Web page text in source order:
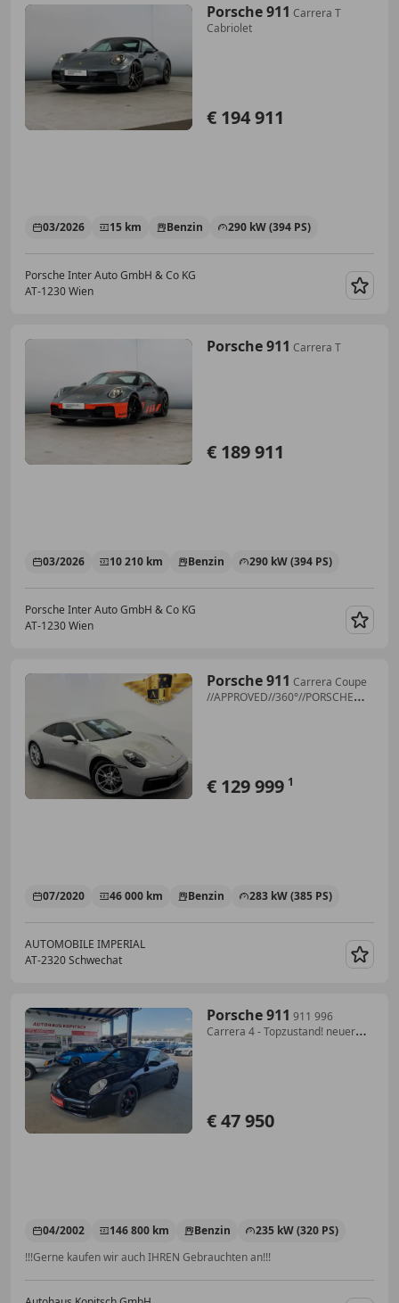
Porsche 911 Carrera T
Cabriolet
€ 194 911
03/2026 15 km Benzin 290 kW (394 PS)
Porsche Inter Auto GmbH & Co KG
AT-1230 Wien
Porsche 911 Carrera T
€ 189 911
03/2026 10 210 km Benzin 290 kW (394 PS)
Porsche Inter Auto GmbH & Co KG
AT-1230 Wien
Porsche 911 Carrera Coupe
//APPROVED//360°//PORSCHE
€ 129 999 1
07/2020 46 000 km Benzin 283 kW (385 PS)
AUTOMOBILE IMPERIAL
AT-2320 Schwechat
Porsche 911 911 996
Carrera 4 - Topzustand! neuer
€ 47 950
04/2002 146 800 km Benzin
235 kW (320 PS)
!!!Gerne kaufen wir auch IHREN Gebrauchten an!!!